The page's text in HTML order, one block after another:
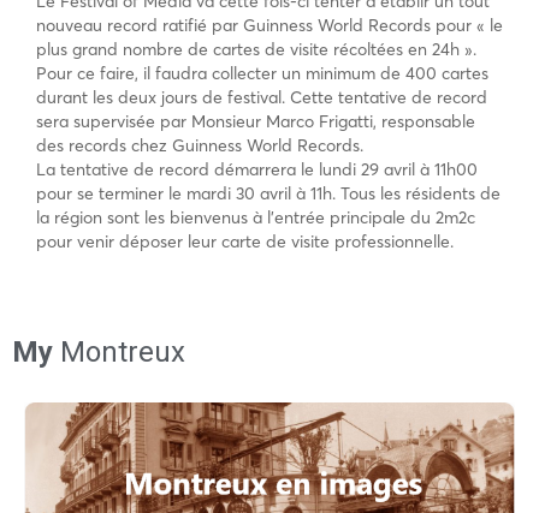
nouveau record ratifié par Guinness World Records pour « le
plus grand nombre de cartes de visite récoltées en 24h ».
Pour ce faire, il faudra collecter un minimum de 400 cartes
durant les deux jours de festival. Cette tentative de record
sera supervisée par Monsieur Marco Frigatti, responsable
des records chez Guinness World Records.
La tentative de record démarrera le lundi 29 avril à 11h00
pour se terminer le mardi 30 avril à 11h. Tous les résidents de
la région sont les bienvenus à l’entrée principale du 2m2c
pour venir déposer leur carte de visite professionnelle.
My Montreux